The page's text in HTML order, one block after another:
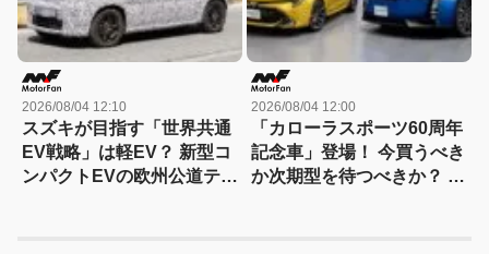
2026/08/04 12:10
スズキが目指す「世界共通
EV戦略」は軽EV？ 新型コ
ンパクトEVの欧州公道テス
2026/08/04 12:00
「カローラスポーツ60周年
記念車」登場！ 今買うべき
か次期型を待つべきか？ ハ